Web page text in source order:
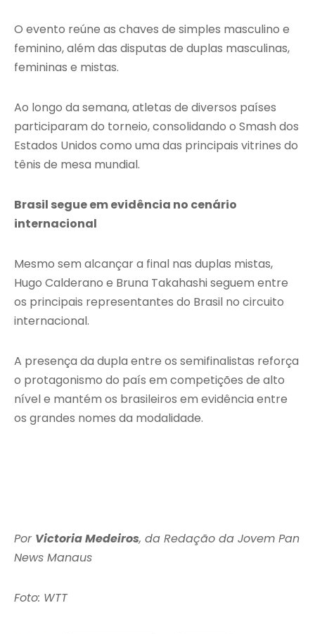
O evento reúne as chaves de simples masculino e
feminino, além das disputas de duplas masculinas,
femininas e mistas.
Ao longo da semana, atletas de diversos países
participaram do torneio, consolidando o Smash dos
Estados Unidos como uma das principais vitrines do
tênis de mesa mundial.
Brasil segue em evidência no cenário
internacional
Mesmo sem alcançar a final nas duplas mistas,
Hugo Calderano e Bruna Takahashi seguem entre
os principais representantes do Brasil no circuito
internacional.
A presença da dupla entre os semifinalistas reforça
o protagonismo do país em competições de alto
nível e mantém os brasileiros em evidência entre
os grandes nomes da modalidade.
Por Victoria Medeiros, da Redação da Jovem Pan
News Manaus
Foto: WTT